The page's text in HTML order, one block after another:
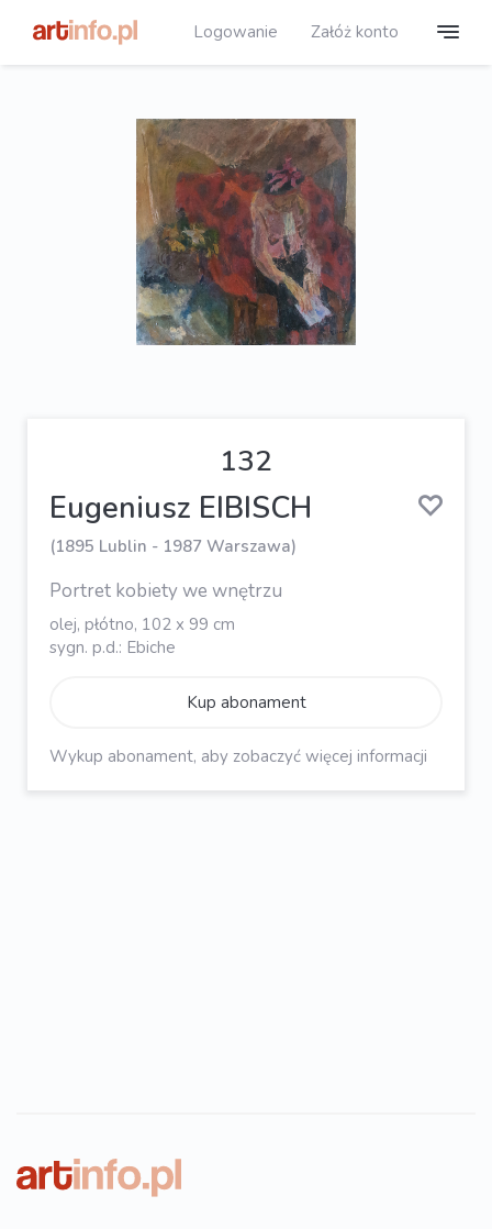
Logowanie Załóż konto
132
Eugeniusz EIBISCH
(1895 Lublin - 1987 Warszawa)
Portret kobiety we wnętrzu
olej, płótno, 102 x 99 cm
sygn. p.d.: Ebiche
Kup abonament
Wykup abonament, aby zobaczyć więcej informacji